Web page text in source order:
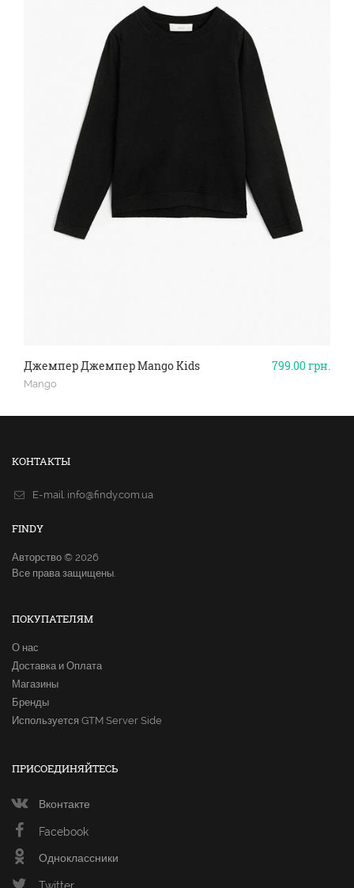
799.00грн.
Джемпер Джемпер Mango Kids
Mango
КОНТАКТЫ
E-mail. info@findy.com.ua
FINDY
Авторство © 2026
Все права защищены.
ПОКУПАТЕЛЯМ
О нас
Доставка и Оплата
Магазины
Бренды
Используется GTM Server Side
ПРИСОЕДИНЯЙТЕСЬ
Вконтакте
Facebook
Одноклассники